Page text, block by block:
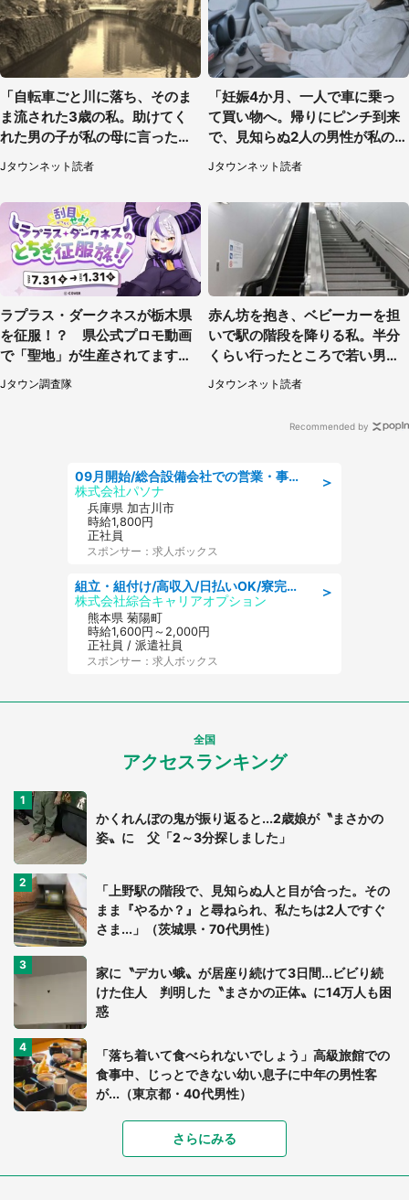
「自転車ごと川に落ち、そのま
ま流された3歳の私。助けてく
れた男の子が私の母に言ったの
は...」（千葉県・20代女性）
Jタウンネット読者
「妊娠4か月、一人で車に乗っ
て買い物へ。帰りにピンチ到来
で、見知らぬ2人の男性が私の車
を...」（30代女性）
Jタウンネット読者
ラプラス・ダークネスが栃木県
を征服！？ 県公式プロモ動画
で「聖地」が生産されてます【7
／31～1／31】
Jタウン調査隊
赤ん坊を抱き、ベビーカーを担
いで駅の階段を降りる私。半分
くらい行ったところで若い男性
が...（埼玉県・50代女性）
Jタウンネット読者
Recommended by
＞
09月開始/総合設備会社での営業・事務のお仕事/車通勤可/賞与あり/営業/営業事務
株式会社パソナ
兵庫県 加古川市
時給1,800円
正社員
スポンサー：求人ボックス
＞
組立・組付け/高収入/日払いOK/寮完備/交替制/20・30・40代活躍中
株式会社綜合キャリアオプション
熊本県 菊陽町
時給1,600円～2,000円
正社員 / 派遣社員
スポンサー：求人ボックス
全国
アクセスランキング
かくれんぼの鬼が振り返ると...2歳娘が〝まさかの
姿〟に 父「2～3分探しました」
「上野駅の階段で、見知らぬ人と目が合った。その
まま『やるか？』と尋ねられ、私たちは2人ですぐ
さま...」（茨城県・70代男性）
家に〝デカい蛾〟が居座り続けて3日間...ビビり続
けた住人 判明した〝まさかの正体〟に14万人も困
惑
「落ち着いて食べられないでしょう」高級旅館での
食事中、じっとできない幼い息子に中年の男性客
が...（東京都・40代男性）
「富豪すぎ」1歳息子の〝店頭駄々こね〟の内容に1.
7万人驚がく 「お菓子売り場ならまだしも...」「ハ
ードル高い」
さらにみる